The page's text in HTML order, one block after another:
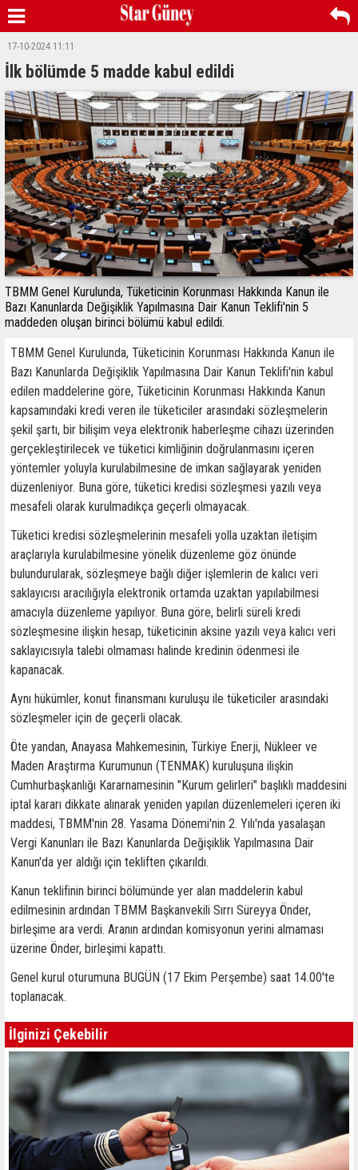
17-10-2024 11:11
İlk bölümde 5 madde kabul edildi
TBMM Genel Kurulunda, Tüketicinin Korunması Hakkında Kanun ile
Bazı Kanunlarda Değişiklik Yapılmasına Dair Kanun Teklifi'nin 5
maddeden oluşan birinci bölümü kabul edildi.
TBMM Genel Kurulunda, Tüketicinin Korunması Hakkında Kanun ile
Bazı Kanunlarda Değişiklik Yapılmasına Dair Kanun Teklifi'nin kabul
edilen maddelerine göre, Tüketicinin Korunması Hakkında Kanun
kapsamındaki kredi veren ile tüketiciler arasındaki sözleşmelerin
şekil şartı, bir bilişim veya elektronik haberleşme cihazı üzerinden
gerçekleştirilecek ve tüketici kimliğinin doğrulanmasını içeren
yöntemler yoluyla kurulabilmesine de imkan sağlayarak yeniden
düzenleniyor. Buna göre, tüketici kredisi sözleşmesi yazılı veya
mesafeli olarak kurulmadıkça geçerli olmayacak.
Tüketici kredisi sözleşmelerinin mesafeli yolla uzaktan iletişim
araçlarıyla kurulabilmesine yönelik düzenleme göz önünde
bulundurularak, sözleşmeye bağlı diğer işlemlerin de kalıcı veri
saklayıcısı aracılığıyla elektronik ortamda uzaktan yapılabilmesi
amacıyla düzenleme yapılıyor. Buna göre, belirli süreli kredi
sözleşmesine ilişkin hesap, tüketicinin aksine yazılı veya kalıcı veri
saklayıcısıyla talebi olmaması halinde kredinin ödenmesi ile
kapanacak.
Aynı hükümler, konut finansmanı kuruluşu ile tüketiciler arasındaki
sözleşmeler için de geçerli olacak.
Öte yandan, Anayasa Mahkemesinin, Türkiye Enerji, Nükleer ve
Maden Araştırma Kurumunun (TENMAK) kuruluşuna ilişkin
Cumhurbaşkanlığı Kararnamesinin "Kurum gelirleri" başlıklı maddesini
iptal kararı dikkate alınarak yeniden yapılan düzenlemeleri içeren iki
maddesi, TBMM'nin 28. Yasama Dönemi'nin 2. Yılı'nda yasalaşan
Vergi Kanunları ile Bazı Kanunlarda Değişiklik Yapılmasına Dair
Kanun'da yer aldığı için tekliften çıkarıldı.
Kanun teklifinin birinci bölümünde yer alan maddelerin kabul
edilmesinin ardından TBMM Başkanvekili Sırrı Süreyya Önder,
birleşime ara verdi. Aranın ardından komisyonun yerini almaması
üzerine Önder, birleşimi kapattı.
Genel kurul oturumuna BUGÜN (17 Ekim Perşembe) saat 14.00'te
toplanacak.
İlginizi Çekebilir